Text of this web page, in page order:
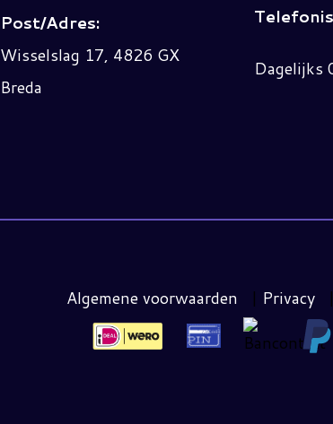
Post/Adres:
Wisselslag 17, 4826 GX
Breda
Dagelijks
Algemene voorwaarden | Privacy |